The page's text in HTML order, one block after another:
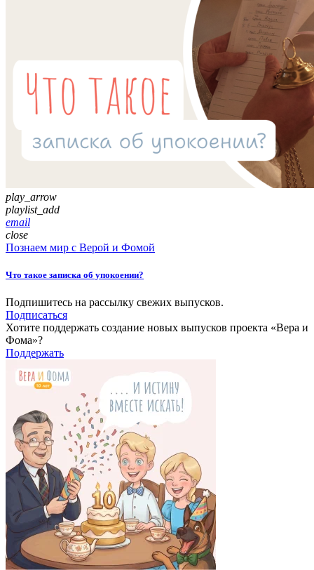
play_arrow
playlist_add
email
close
Познаем мир с Верой и Фомой
Что такое записка об упокоении?
Подпишитесь на рассылку свежих выпусков.
Подписаться
Хотите поддержать создание новых выпусков проекта «Вера и
Фома»?
Поддержать